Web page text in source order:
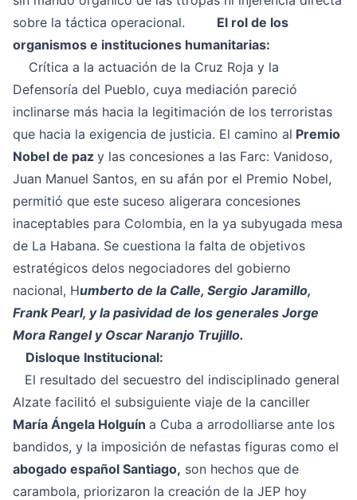
sobre la táctica operacional.
El rol de los
organismos e instituciones humanitarias:
Crítica a la actuación de la Cruz Roja y la
Defensoría del Pueblo, cuya mediación pareció
inclinarse más hacia la legitimación de los terroristas
que hacia la exigencia de justicia. El camino al Premio
Nobel de paz y las concesiones a las Farc: Vanidoso,
Juan Manuel Santos, en su afán por el Premio Nobel,
permitió que este suceso aligerara concesiones
inaceptables para Colombia, en la ya subyugada mesa
de La Habana. Se cuestiona la falta de objetivos
estratégicos delos negociadores del gobierno
nacional, Humberto de la Calle, Sergio Jaramillo,
Frank Pearl, y la pasividad de los generales Jorge
Mora Rangel y Oscar Naranjo Trujillo.
Disloque Institucional:
El resultado del secuestro del indisciplinado general
Alzate facilitó el subsiguiente viaje de la canciller
María Ángela Holguín a Cuba a arrodolliarse ante los
bandidos, y la imposición de nefastas figuras como el
abogado español Santiago, son hechos que de
carambola, priorizaron la creación de la JEP hoy